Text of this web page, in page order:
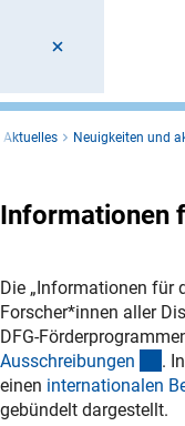
Aktuelles Neuigkeiten und
Informationen
Die „Informationen für
Forscher*innen aller
DFG-
Ausschreibungen
.
einen internationalen
gebündelt dargestellt.